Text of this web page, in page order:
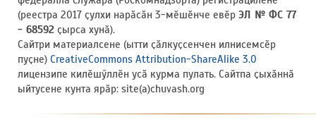
(реестра 2017 ҫулхи нарӑсӑн 3-мӗшӗнче евӗр ЭЛ № ФС 77
- 68592 ҫырса хунӑ).
Сайтри материалсене (ытти ҫӑлкуҫсенчен илнисемсӗр
пуҫне) CreativeCommons Attribution-ShareAlike 3.0
лицензипе килӗшӳллӗн усӑ курма пулать. Сайтпа ҫыхӑннӑ
ыйтусене кунта ярӑр: site(a)chuvash.org